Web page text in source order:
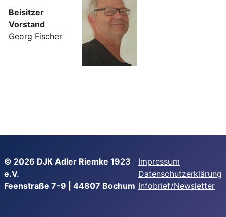
Beisitzer
Vorstand
Georg Fischer
© 2026 DJK Adler Riemke 1923
e.V.
Feenstraße 7-9 | 44807 Bochum
Impressum
Datenschutzerklärung
Infobrief/Newsletter